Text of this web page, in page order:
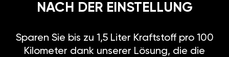
NACH DER EINSTELLUNG
Sparen Sie bis zu 1,5 Liter Kraftstoff pro 100
Kilometer dank unserer Lösung, die die